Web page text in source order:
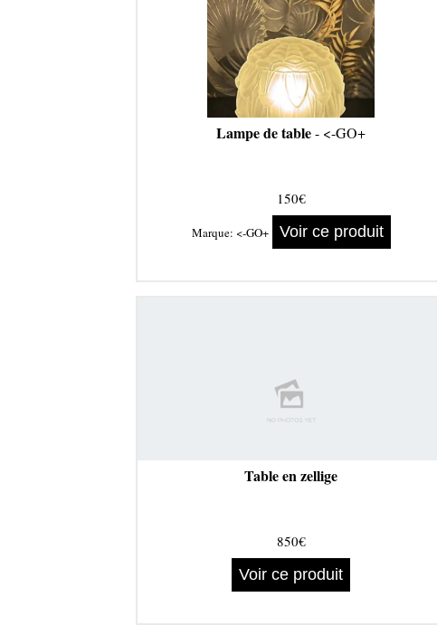
Lampe de table- <-GO+
150€
Marque: <-GO+ Voir ce produit
Table en zellige
850€
Voir ce produit